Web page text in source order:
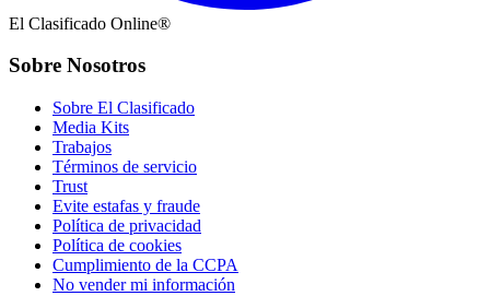
El Clasificado Online®
Sobre Nosotros
Sobre El Clasificado
Media Kits
Trabajos
Términos de servicio
Trust
Evite estafas y fraude
Política de privacidad
Política de cookies
Cumplimiento de la CCPA
No vender mi información